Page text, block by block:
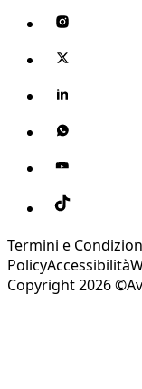
Termini e
PolicyAccessibilità
Copyright 2026